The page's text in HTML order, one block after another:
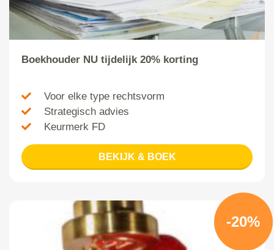
Boekhouder NU tijdelijk 20% korting
Voor elke type rechtsvorm
Strategisch advies
Keurmerk FD
BEKIJK & BOEK
-20%